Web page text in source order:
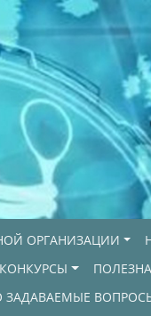
ОРГАНИЗАЦИИ
КОНКУРСЫ
ЗАДАВАЕМЫЕ